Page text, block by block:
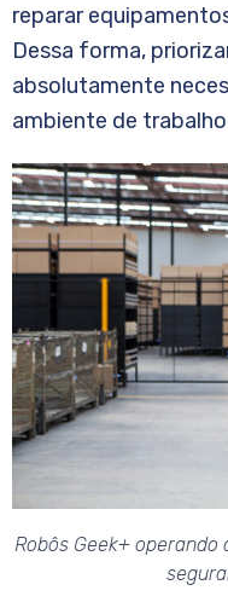
reparar
Dessa forma,
absolutamente
ambiente de
Robôs Geek+